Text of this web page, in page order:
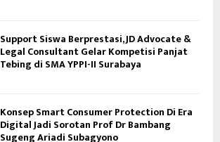
Support Siswa Berprestasi, JD Advocate &
Legal Consultant Gelar Kompetisi Panjat
Tebing di SMA YPPI-II Surabaya
Konsep Smart Consumer Protection Di Era
Digital Jadi Sorotan Prof Dr Bambang
Sugeng Ariadi Subagyono